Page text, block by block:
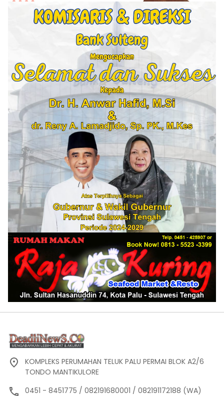
KOMPLEKS PERUMAHAN TELUK PALU PERMAI BLOK A2/6
TONDO MANTIKULORE
0451 - 8451775 / 082191680001 / 082191172188 (WA)